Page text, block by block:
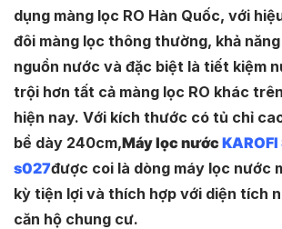
dụng màng lọc RO Hàn Quốc, với
đôi màng lọc thông thường, khả
nguồn nước và đặc biệt là tiết kiệm
trội hơn tất cả màng lọc RO khác
hiện nay. Với kích thước có tủ chỉ
bề dày 240cm,Máy lọc nước
s027được coi là dòng máy lọc nước
kỳ tiện lợi và thích hợp với diện tích
căn hộ chung cư.